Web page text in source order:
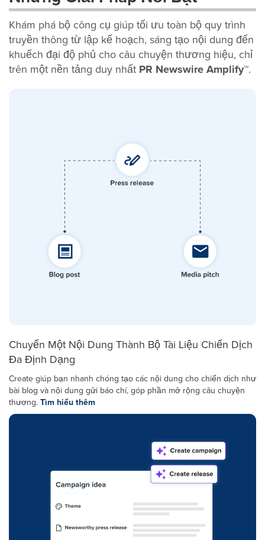
Khám phá bộ công cụ giúp tối ưu toàn bộ quy trình
truyền thông từ lập kế hoạch, sáng tạo nội dung đến
khuếch đại độ phủ cho câu chuyện thương hiệu, chỉ
trên một nền tảng duy nhất PR Newswire Amplify™.
Chuyển Một Nội Dung Thành Bộ Tài Liệu Chiến Dịch
Đa Định Dạng
Create giúp bạn nhanh chóng tạo các nội dung cho chiến dịch như
bài blog và nội dung gửi báo chí, góp phần mở rộng câu chuyện
thương. Tìm hiểu thêm